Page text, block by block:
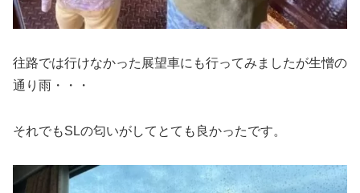
往路では行けなかった展望車にも行ってみましたが生憎の
通り雨・・・
それでもSLの匂いがしてとても良かったです。